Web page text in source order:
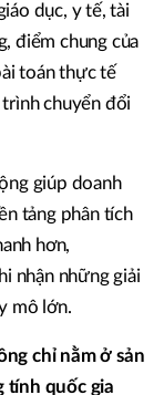
dục, y tế, tài
điểm chung của
toán thực tế
chuyển đổi
giúp doanh
tảng phân tích
hơn,
nhận những giải
mô lớn.
chỉ nằm ở sản
tính quốc gia